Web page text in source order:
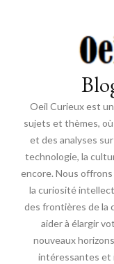
Oeil Curieux est
sujets et thèmes,
et des analyses
technologie, la
encore. Nous
la curiosité
des frontières de la
aider à élargir
nouveaux
intéressantes et